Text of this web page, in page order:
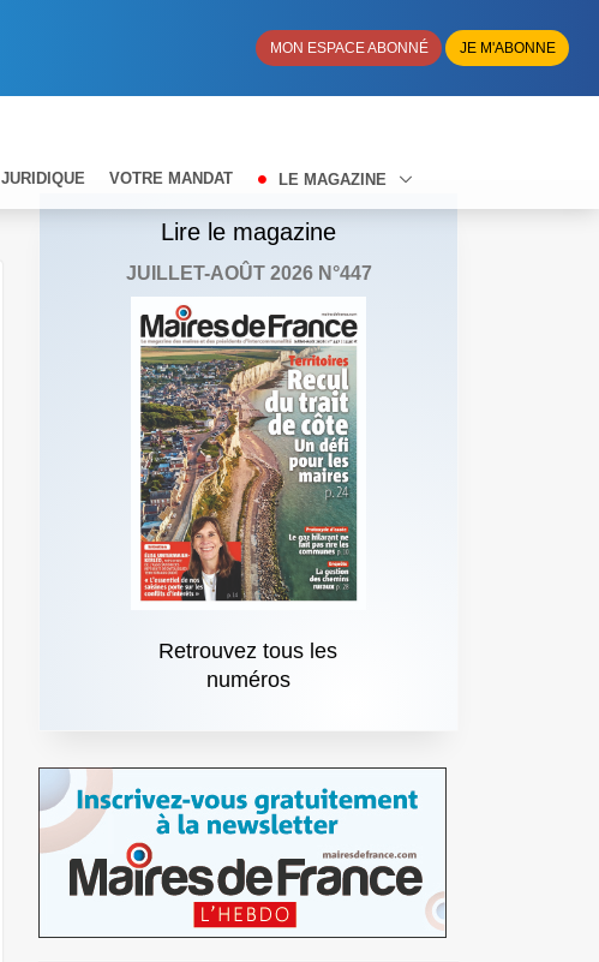
MON ESPACE ABONNÉ JE M'ABONNE
JURIDIQUE VOTRE MANDAT LE MAGAZINE
Lire le magazine
JUILLET-AOÛT 2026 N°447
Retrouvez tous les
numéros